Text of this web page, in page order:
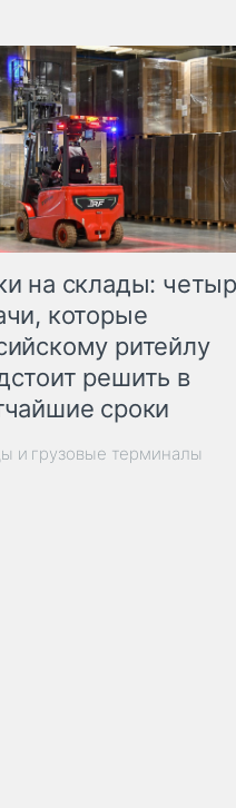
на склады:
которые
ритейлу
решить в
сроки
и грузовые терминалы